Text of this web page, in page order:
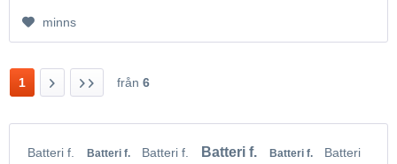
minns
1 från 6
Batteri f. Batteri f. Batteri f. Batteri f. Batteri f.
Batteri